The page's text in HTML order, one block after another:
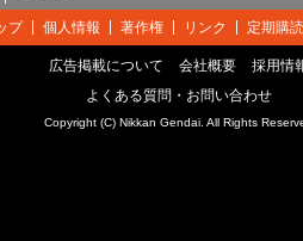
プ 個人情報 著作権 リンク 定期購
広告掲載について 会社概要
採用情
よくある質問・お問い合わせ
Copyright (C) Nikkan Gendai. All Rights